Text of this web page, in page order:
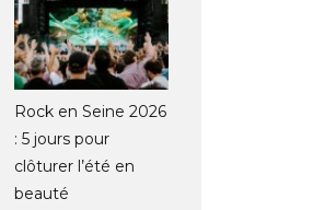
Rock en Seine 2026
: 5 jours pour
clôturer l’été en
beauté